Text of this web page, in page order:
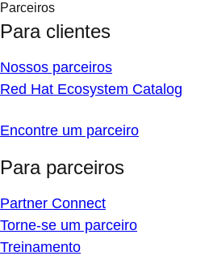
Parceiros
Para clientes
Nossos parceiros
Red Hat Ecosystem Catalog
Encontre um parceiro
Para parceiros
Partner Connect
Torne-se um parceiro
Treinamento